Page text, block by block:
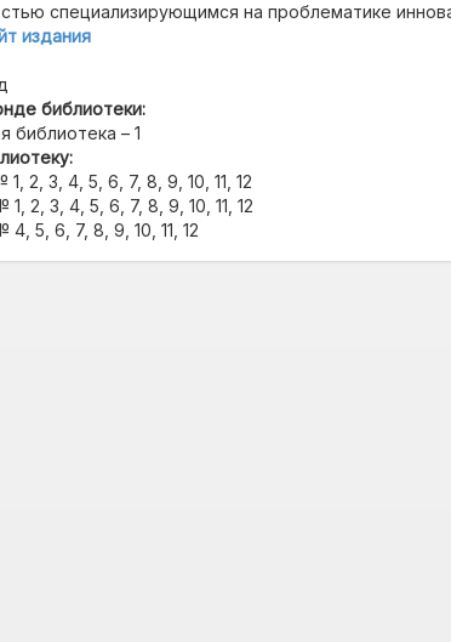
специализирующимся на проблематике
издания
библиотеки:
библиотека – 1
2, 3, 4, 5, 6, 7, 8, 9, 10, 11, 12
2, 3, 4, 5, 6, 7, 8, 9, 10, 11, 12
5, 6, 7, 8, 9, 10, 11, 12